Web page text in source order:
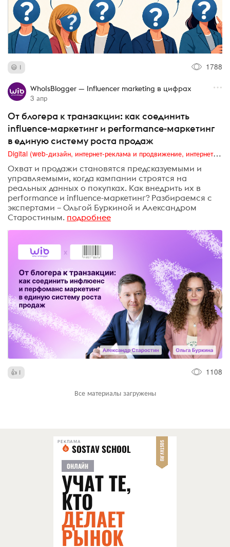
1 1788
WhoIsBlogger — Influencer marketing в цифрах
3 апр
От блогера к транзакции: как соединить
influence-маркетинг и performance-маркетинг
в единую систему роста продаж
Digital (web-дизайн, интернет-реклама и продвижение, интернет-сообщества и блоги, интернет-коммуникации, мобильный маркетинг, реклама на цифровых экранах)
Охват и продажи становятся предсказуемыми и
управляемыми, когда кампании строятся на
реальных данных о покупках. Как внедрить их в
performance и influence-маркетинг? Разбираемся с
экспертами – Ольгой Буркиной и Александром
Старостиным. подробнее
1 1108
Все материалы загружены
РЕКЛАМА